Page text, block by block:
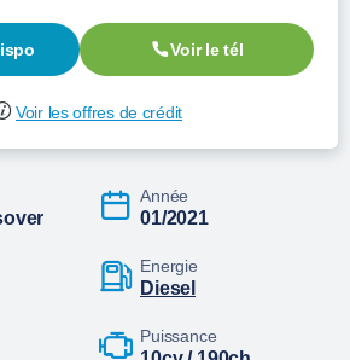
Voir le tél
Voir les offres de crédit
Année
01/2021
Energie
diesel
Puissance